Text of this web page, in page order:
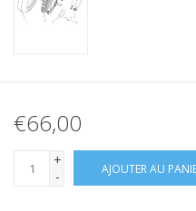
€66,00
+
-
AJOUTER AU